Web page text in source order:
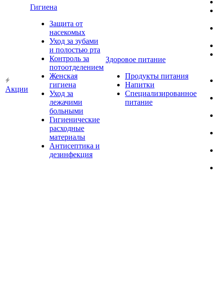
Акции
Гигиена
Защита от
насекомых
Уход за зубами
и полостью рта
Контроль за
потоотделением
Женская
гигиена
Уход за
лежачими
больными
Гигиенические
расходные
материалы
Антисептика и
дезинфекция
Здоровое питание
Продукты питания
Напитки
Специализированное
питание